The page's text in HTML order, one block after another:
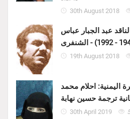
30th August 2018
عبد الجبار عباس
- الشنفرى
19th August 2018
اليمنية: احلام محمد
ترجمة حسين نهابة
30th April 2019